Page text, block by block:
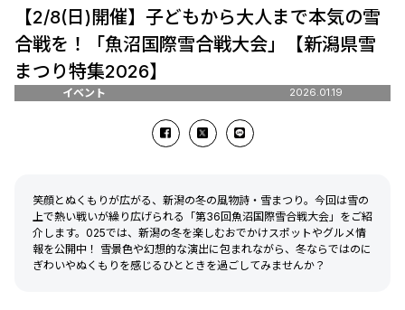
【2/8(日)開催】子どもから大人まで本気の雪
合戦を！「魚沼国際雪合戦大会」【新潟県雪
まつり特集2026】
イベント 2026.01.19
笑顔とぬくもりが広がる、新潟の冬の風物詩・雪まつり。今回は雪の
上で熱い戦いが繰り広げられる「第36回魚沼国際雪合戦大会」をご紹
介します。025では、新潟の冬を楽しむおでかけスポットやグルメ情
報を公開中！ 雪景色や幻想的な演出に包まれながら、冬ならではのに
ぎわいやぬくもりを感じるひとときを過ごしてみませんか？